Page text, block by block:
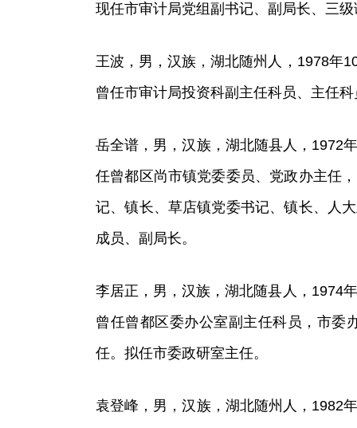
现任市审计局党组副书记、副局长、三
王波，男，汉族，湖北随州人，1978年
曾任市审计局投资科副主任科员、主任
岳全谱，男，汉族，湖北随县人，1972
任曾都区尚市镇党委委员、党政办主任
记、镇长、草店镇党委书记、镇长、人
成员、副局长。
李居正，男，汉族，湖北随县人，1974
曾任曾都区委办公室副主任科员，市委
任。拟任市委政研室主任。
袁登峰，男，汉族，湖北随州人，1982